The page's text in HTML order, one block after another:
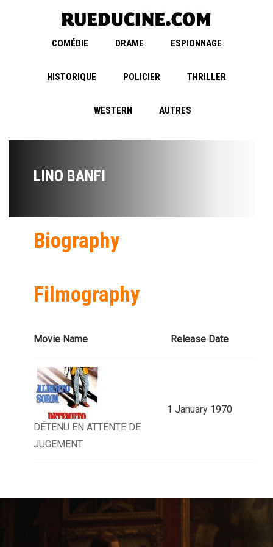
COMÉDIE DRAME ESPIONNAGE
HISTORIQUE POLICIER THRILLER
WESTERN AUTRES
LINO BANFI
Biography
Filmography
Movie Name Release Date
DÉTENU EN ATTENTE DE
JUGEMENT
1 January 1970